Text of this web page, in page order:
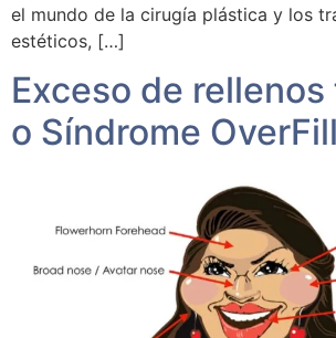
el mundo de la cirugía plástica y los
estéticos, […]
Exceso de
o Síndrome